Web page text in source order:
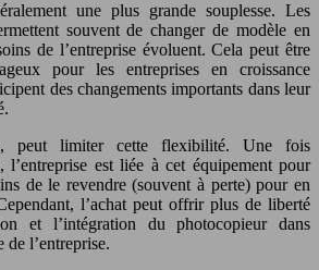
une plus grande souplesse. Les
souvent de changer de modèle en
de l’entreprise évoluent. Cela peut être
pour les entreprises en croissance
des changements importants dans leur
peut limiter cette flexibilité. Une fois
l’entreprise est liée à cet équipement pour
de le revendre (souvent à perte) pour en
l’achat peut offrir plus de liberté
et l’intégration du photocopieur dans
de l’entreprise.